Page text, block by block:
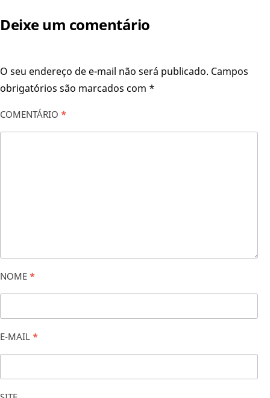
Deixe um comentário
O seu endereço de e-mail não será publicado. Campos
obrigatórios são marcados com *
COMENTÁRIO *
NOME *
E-MAIL *